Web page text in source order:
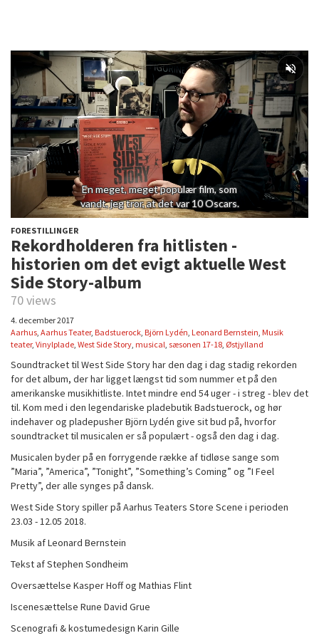
FORESTILLINGER
Rekordholderen fra hitlisten -
historien om det evigt aktuelle West
Side Story-album
70 views
4. december 2017
Aarhus, Aarhus Teater, Badstuerock, Björn Lydén, Leonard Bernstein, Musik
teater, Vinylplade, West Side Story, musical, sæsonen 17-18, Østjylland
Soundtracket til West Side Story har den dag i dag stadig rekorden
for det album, der har ligget længst tid som nummer et på den
amerikanske musikhitliste. Intet mindre end 54 uger - i streg - blev det
til. Kom med i den legendariske pladebutik Badstuerock, og hør
indehaver og pladepusher Björn Lydén give sit bud på, hvorfor
soundtracket til musicalen er så populært - også den dag i dag.
Musicalen byder på en forrygende række af tidløse sange som
”Maria”, ”America”, ”Tonight”, ”Something’s Coming” og ”I Feel
Pretty”, der alle synges på dansk.
West Side Story spiller på Aarhus Teaters Store Scene i perioden
23.03 - 12.05 2018.
Musik af Leonard Bernstein
Tekst af Stephen Sondheim
Oversættelse Kasper Hoff og Mathias Flint
Iscenesættelse Rune David Grue
Scenografi & kostumedesign Karin Gille